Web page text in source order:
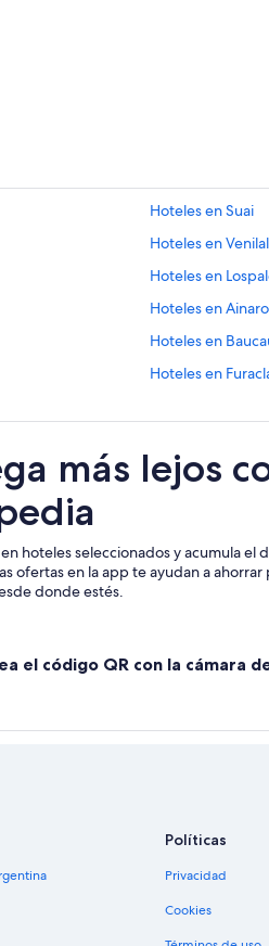
Hoteles en Suai
Hoteles en
Hoteles en
Hoteles en Ainaro
Hoteles en
Hoteles en
Hoteles en Laleia
más lejos
hoteles seleccionados y acumula el
ofertas en la app te ayudan a
donde estés.
el código QR con la cámara
Políticas
Privacidad
Cookies